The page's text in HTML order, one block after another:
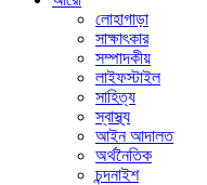
লোহাগাড়া
সাক্ষাৎকার
সম্পাদকীয়
লাইফস্টাইল
সাহিত্য
স্বাস্থ্য
আইন আদালত
অর্থনৈতিক
চন্দনাইশ